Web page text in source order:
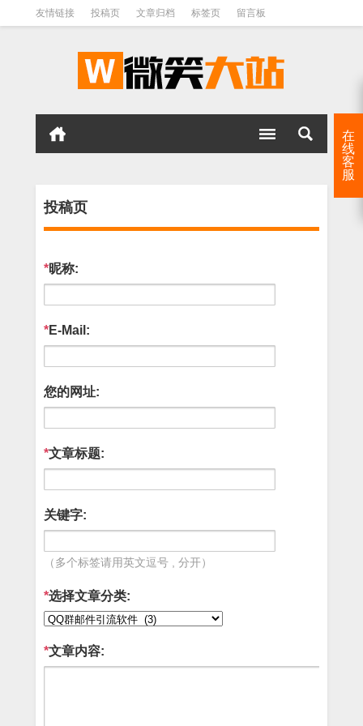
友情链接 投稿页 文章归档 标签页 留言板
投稿页
*昵称:
*E-Mail:
您的网址:
*文章标题:
关键字:
（多个标签请用英文逗号 , 分开）
*选择文章分类:
*文章内容:
在
线
客
服